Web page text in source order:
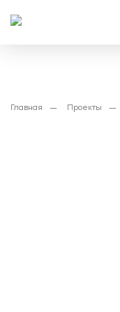
Главная Проекты